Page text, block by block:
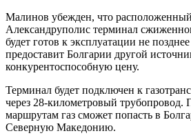
Малинов убежден, что расположенный
Александруполис терминал
будет готов к эксплуатации не
предоставит Болгарии другой
конкурентоспособную цену.
Терминал будет подключен к
через 28-километровый
маршрутам газ сможет попасть в
Северную Македонию.